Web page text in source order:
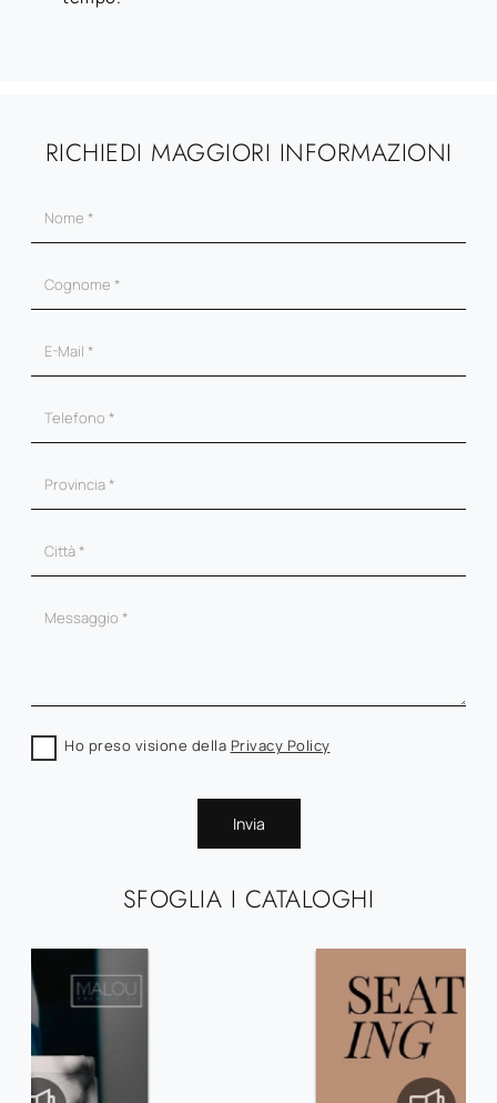
SFOGLIA I CATALOGHI
RICHIEDI MAGGIORI INFORMAZIONI
Ho preso visione della Privacy Policy
Invia